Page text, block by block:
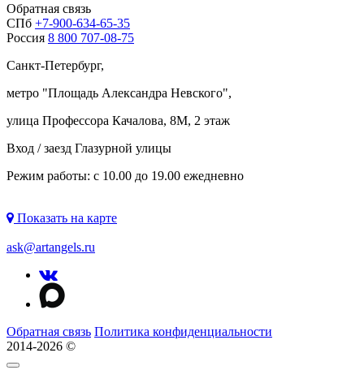
Обратная связь
СПб +7-900-634-65-35
Россия 8 800 707-08-75
Санкт-Петербург,
метро "Площадь Александра Невского",
улица Профессора Качалова, 8М, 2 этаж
Вход / заезд Глазурной улицы
Режим работы: с 10.00 до 19.00 ежедневно
Показать на карте
ask@artangels.ru
Обратная связь Политика конфиденциальности
2014-2026 ©